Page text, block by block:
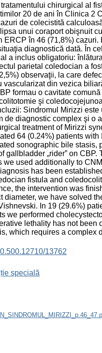
chirurgical al
20 de ani în Clinica 2
de colecistită
unui coraport obişnuit
ERCP în 46 (71,8%)
diagnostică dată. În
a inclus obligatoriu:
parietal coledocian a
observaţii, la care
din vezica
formau o cavitate
şi
Sindromul Mirizzi
de diagnostic complex şi o
treatment of Mirizzi
64 (0.24%) patients
sonographic bile stasis,
gallbladder „rider” on
we used additionally to
has been
fistula and
the intervention was
diameter, we have solved
In 19 (29.6%)
we performed
lethality has not
which requires a complex
13762
specială